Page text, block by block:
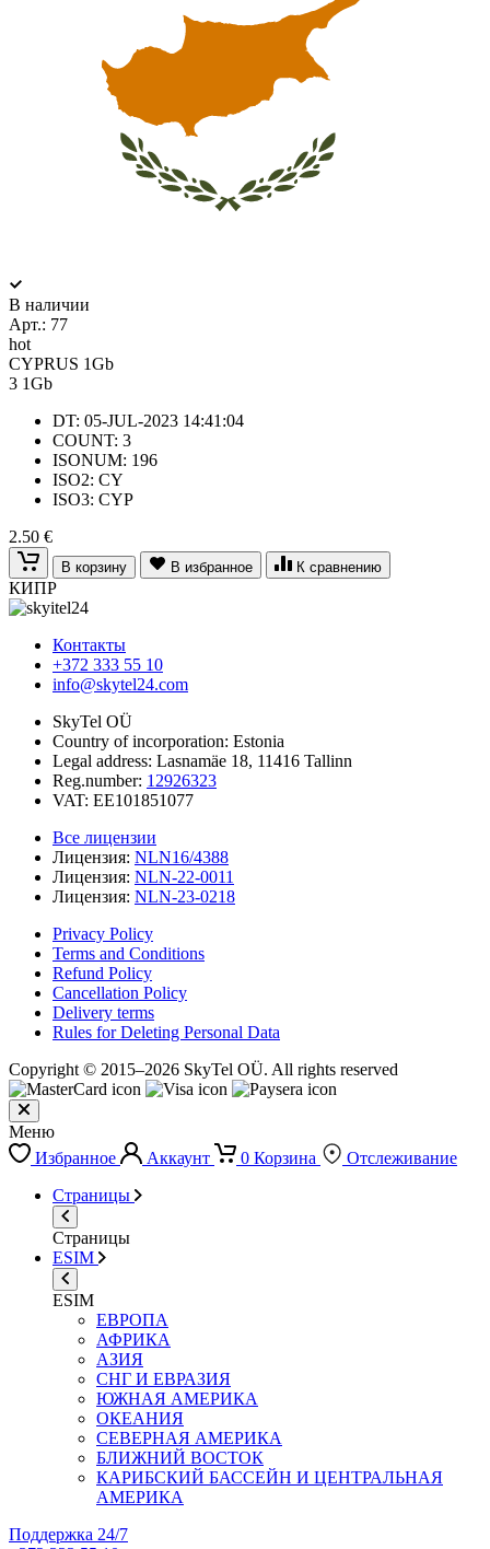
В наличии
Арт.: 77
hot
CYPRUS 1Gb
3 1Gb
DT: 05-JUL-2023 14:41:04
COUNT: 3
ISONUM: 196
ISO2: CY
ISO3: CYP
2.50 €
В корзину В избранное К сравнению
КИПР
Контакты
+372 333 55 10
info@skytel24.com
SkyTel OÜ
Country of incorporation: Estonia
Legal address: Lasnamäe 18, 11416 Tallinn
Reg.number: 12926323
VAT: EE101851077
Все лицензии
Лицензия: NLN16/4388
Лицензия: NLN-22-0011
Лицензия: NLN-23-0218
Privacy Policy
Terms and Conditions
Refund Policy
Cancellation Policy
Delivery terms
Rules for Deleting Personal Data
Copyright © 2015–2026 SkyTel OÜ. All rights reserved
Меню
Избранное
Аккаунт 0 Корзина
Отслеживание
Страницы
Страницы
ESIM
ESIM
ЕВРОПА
АФРИКА
АЗИЯ
СНГ И ЕВРАЗИЯ
ЮЖНАЯ АМЕРИКА
ОКЕАНИЯ
СЕВЕРНАЯ АМЕРИКА
БЛИЖНИЙ ВОСТОК
КАРИБСКИЙ БАССЕЙН И ЦЕНТРАЛЬНАЯ
АМЕРИКА
Поддержка 24/7